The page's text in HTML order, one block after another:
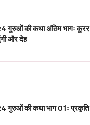
गुरुओं की कथा अंतिम भागः
और देह
गुरुओं की कथा भाग 01ः प्रकृति